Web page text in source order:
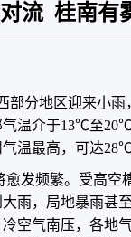
流 桂南有
部分地区迎来小雨
温介于13℃至
温最高，可达
发频繁。受高空
雨，局地暴雨甚
冷空气南压，各